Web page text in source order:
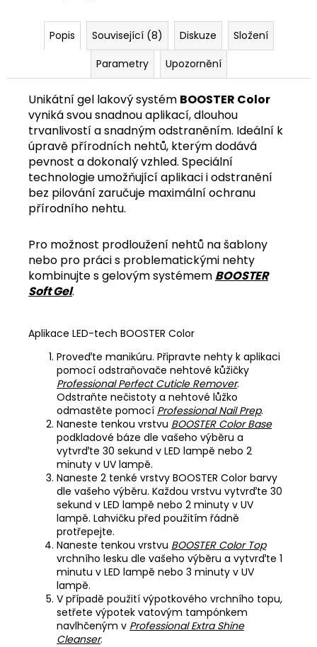
Popis Související (8) Diskuze
Složení
Parametry
Upozornění
Unikátní gel lakový systém BOOSTER Color
vyniká svou snadnou aplikací, dlouhou
trvanlivostí a snadným odstraněním. Ideální k
úpravě přírodních nehtů, kterým dodává
pevnost a dokonalý vzhled. Speciální
technologie umožňující aplikaci i odstranění
bez pilování zaručuje maximální ochranu
přírodního nehtu.
Pro možnost prodloužení nehtů na šablony
nebo pro práci s problematickými nehty
kombinujte s gelovým systémem BOOSTER
Soft Gel.
Aplikace LED-tech BOOSTER Color
Proveďte manikúru. Připravte nehty k aplikaci
pomocí odstraňovače nehtové kůžičky
Professional Perfect Cuticle Remover.
Odstraňte nečistoty a nehtové lůžko
odmastěte pomocí Professional Nail Prep.
Naneste tenkou vrstvu BOOSTER Color Base
podkladové báze dle vašeho výběru a
vytvrďte 30 sekund v LED lampě nebo 2
minuty v UV lampě.
Naneste 2 tenké vrstvy BOOSTER Color barvy
dle vašeho výběru. Každou vrstvu vytvrďte 30
sekund v LED lampě nebo 2 minuty v UV
lampě. Lahvičku před použitím řádně
protřepejte.
Naneste tenkou vrstvu BOOSTER Color Top
vrchního lesku dle vašeho výběru a vytvrďte 1
minutu v LED lampě nebo 3 minuty v UV
lampě.
V případě použití výpotkového vrchního topu,
setřete výpotek vatovým tampónkem
navlhčeným v Professional Extra Shine
Cleanser.
e